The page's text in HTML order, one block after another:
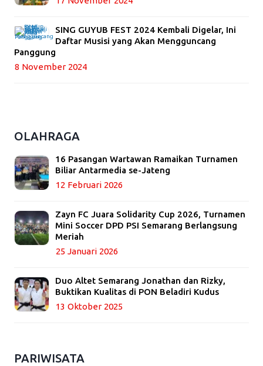
SING GUYUB FEST 2024 Kembali Digelar, Ini
Daftar Musisi yang Akan Mengguncang
Panggung
8 November 2024
OLAHRAGA
16 Pasangan Wartawan Ramaikan Turnamen
Biliar Antarmedia se-Jateng
12 Februari 2026
Zayn FC Juara Solidarity Cup 2026, Turnamen
Mini Soccer DPD PSI Semarang Berlangsung
Meriah
25 Januari 2026
Duo Altet Semarang Jonathan dan Rizky,
Buktikan Kualitas di PON Beladiri Kudus
13 Oktober 2025
PARIWISATA